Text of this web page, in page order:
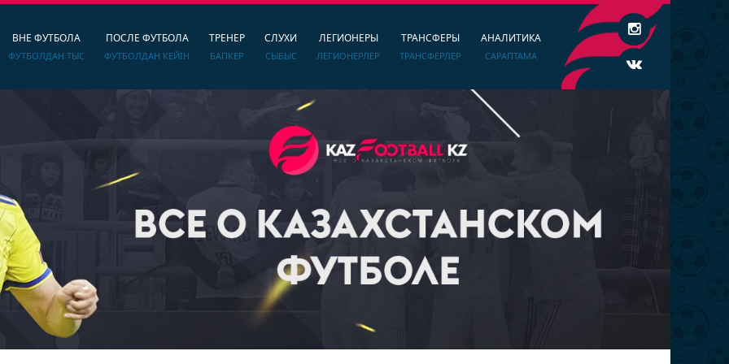
ВНЕ ФУТБОЛА
ФУТБОЛДАН ТЫС
ПОСЛЕ ФУТБОЛА
ФУТБОЛДАН КЕЙІН
ТРЕНЕР
БАПКЕР
СЛУХИ
СЫБЫС
ЛЕГИОНЕРЫ
ЛЕГИОНЕРЛЕР
ТРАНСФЕРЫ
ТРАНСФЕРЛЕР
АНАЛИТИКА
САРАПТАМА